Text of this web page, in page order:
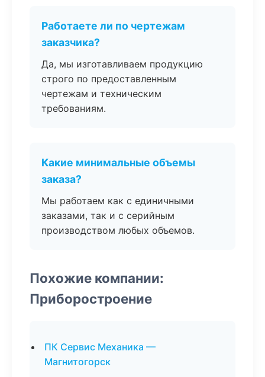
Работаете ли по чертежам
заказчика?
Да, мы изготавливаем продукцию
строго по предоставленным
чертежам и техническим
требованиям.
Какие минимальные объемы
заказа?
Мы работаем как с единичными
заказами, так и с серийным
производством любых объемов.
Похожие компании:
Приборостроение
ПК Сервис Механика —
Магнитогорск